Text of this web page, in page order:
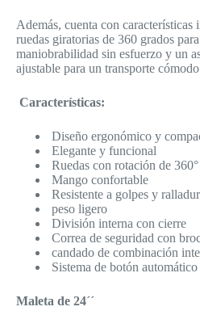
Además, cuenta con características
ruedas giratorias de 360 grados
maniobrabilidad sin esfuerzo y un
ajustable para un transporte
Características:
Diseño ergonómico y
Elegante y funcional
Ruedas con rotación de 360°
Mango confortable
Resistente a golpes y
peso ligero
División interna con cierre
Correa de seguridad con
candado de combinación
Sistema de botón automático
Maleta de 24´´